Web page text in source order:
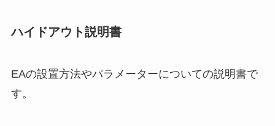
ハイドアウト説明書
EAの設置方法やパラメーターについての説明書で
す。